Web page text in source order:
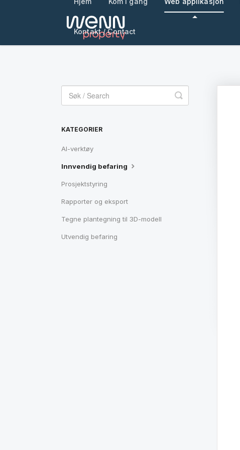
Kontakt / Contact
Toggle
Search
KATEGORIER
AI-verktøy
Innvendig befaring
Prosjektstyring
Rapporter og eksport
Tegne plantegning til 3D-modell
Utvendig befaring